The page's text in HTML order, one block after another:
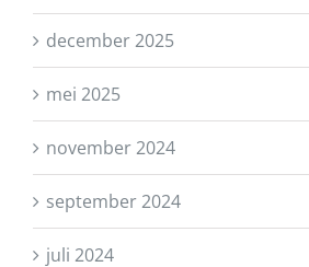
december 2025
mei 2025
november 2024
september 2024
juli 2024